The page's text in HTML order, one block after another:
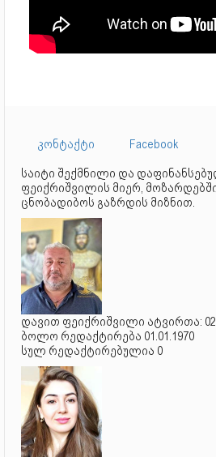
კონტაქტი
Facebook
საიტი შექმნილი და
ფეიქრიშვილის მიერ,
ცნობადიბოს გაზრდის მიზნით.
დავით ფეიქრიშვილი ატვირთა:
ბოლო რედაქტირება 01.01.1970
სულ რედაქტირებულია 0